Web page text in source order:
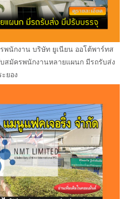
พนักงาน บริษัท ยูเนียน ออโต้พาร์ทส
สมัครพนักงานหลายแผนก มีรถรับส่ง
ยอง